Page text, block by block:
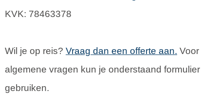
KVK: 78463378
Wil je op reis? Vraag dan een offerte aan. Voor
algemene vragen kun je onderstaand formulier
gebruiken.